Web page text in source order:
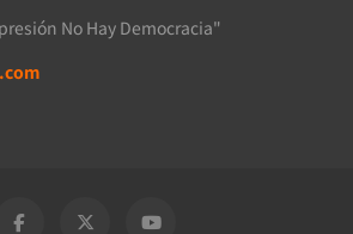
No Hay Democracia"